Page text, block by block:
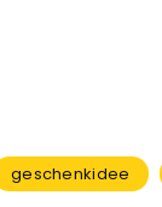
geschenkidee